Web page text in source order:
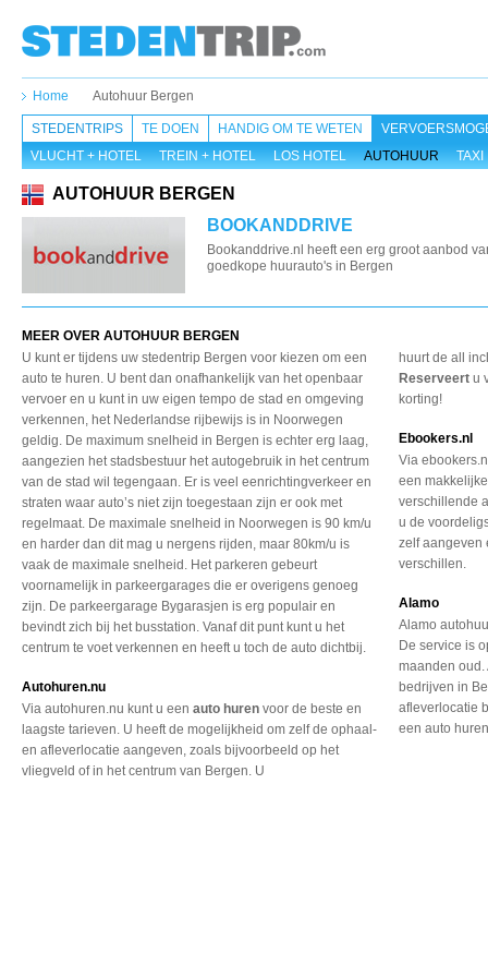
Home Autohuur Bergen
STEDENTRIPS TE DOEN HANDIG OM TE WETEN
VLUCHT + HOTEL
TREIN + HOTEL LOS HOTEL AUTOHUUR TAXI
AUTOHUUR BERGEN
BOOKANDDRIVE
Bookanddrive.nl heeft een erg groot aanbod
goedkope huurauto's in Bergen
MEER OVER AUTOHUUR BERGEN
U kunt er tijdens uw stedentrip Bergen voor kiezen om een
auto te huren. U bent dan onafhankelijk van het openbaar
vervoer en u kunt in uw eigen tempo de stad en omgeving
verkennen, het Nederlandse rijbewijs is in Noorwegen
geldig. De maximum snelheid in Bergen is echter erg laag,
aangezien het stadsbestuur het autogebruik in het centrum
van de stad wil tegengaan. Er is veel eenrichtingverkeer en
straten waar auto’s niet zijn toegestaan zijn er ook met
regelmaat. De maximale snelheid in Noorwegen is 90 km/u
en harder dan dit mag u nergens rijden, maar 80km/u is
vaak de maximale snelheid. Het parkeren gebeurt
voornamelijk in parkeergarages die er overigens genoeg
zijn. De parkeergarage Bygarasjen is erg populair en
bevindt zich bij het busstation. Vanaf dit punt kunt u het
centrum te voet verkennen en heeft u toch de auto dichtbij.
Autohuren.nu
Via autohuren.nu kunt u een auto huren voor de beste en
laagste tarieven. U heeft de mogelijkheid om zelf de ophaal-
en afleverlocatie aangeven, zoals bijvoorbeeld op het
vliegveld of in hetcentrum van Bergen. U
huurt de all
Reserveert u
korting!
Ebookers.nl
Via
een
verschillende
u de
zelf aangeven
verschillen.
Alamo
Alamo
De service is
maanden oud.
bedrijven in
afleverlocatie
een auto